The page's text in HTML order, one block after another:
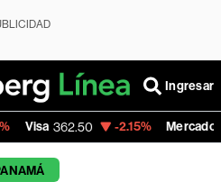
Ingresar
-2.15% MercadoLibre